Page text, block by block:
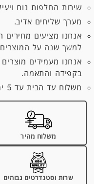
שירות החלפות נוח
מערך שליחים אדיב.
אנחנו מציעים מחירים
למשך שנה על
אנחנו מעמידים
בקפידה והתאמה.
משלוח עד הבית עד 5 ימי עסקים.
משלוח מהיר
שרות וסטנדרטים גבוהים